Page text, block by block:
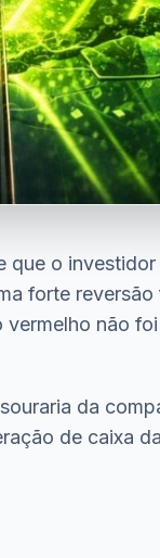
que o
forte
não
da
de caixa